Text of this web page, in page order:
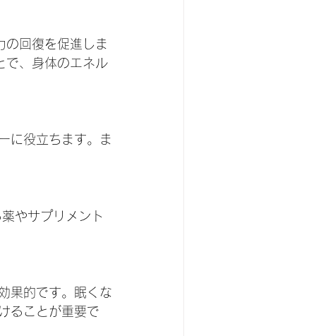
回復を促進しま
で、身体のエネル
に役立ちます。ま
果的です。眠くな
ることが重要で